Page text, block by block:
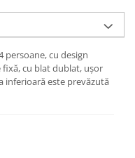
persoane, cu design
cu blat dublat, ușor
inferioară este prevăzută